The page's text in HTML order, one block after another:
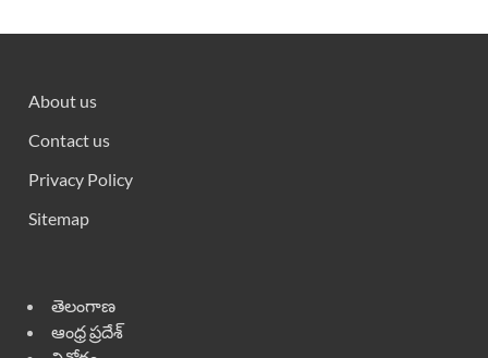
About us
Contact us
Privacy Policy
Sitemap
తెలంగాణ
ఆంధ్ర ప్రదేశ్